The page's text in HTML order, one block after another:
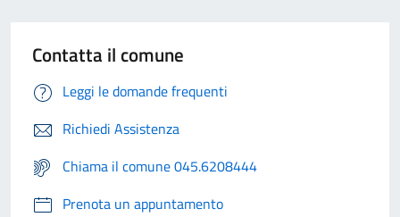
Contatta il comune
Leggi le domande frequenti
Richiedi Assistenza
Chiama il comune 045.6208444
Prenota un appuntamento